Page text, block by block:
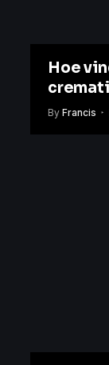
Hoe
By Francis